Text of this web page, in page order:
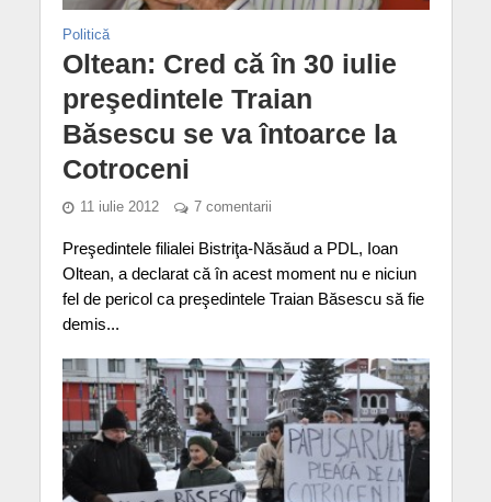
Politică
Oltean: Cred că în 30 iulie
preşedintele Traian
Băsescu se va întoarce la
Cotroceni
11 iulie 2012 7 comentarii
Preşedintele filialei Bistriţa-Năsăud a PDL, Ioan
Oltean, a declarat că în acest moment nu e niciun
fel de pericol ca preşedintele Traian Băsescu să fie
demis...